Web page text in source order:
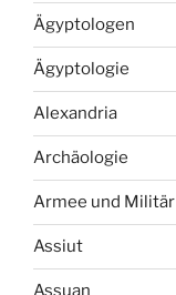
Ägyptologen
Ägyptologie
Alexandria
Archäologie
Armee und Militär
Assiut
Assuan